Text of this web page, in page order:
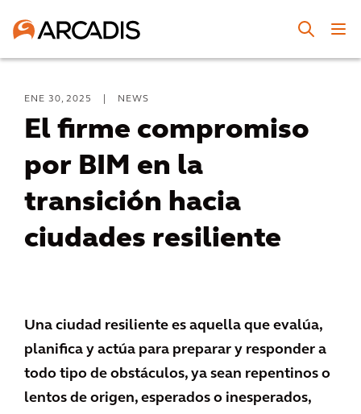
ENE 30, 2025 NEWS
El firme compromiso
por BIM en la
transición hacia
ciudades resiliente
Una ciudad resiliente es aquella que evalúa,
planifica y actúa para preparar y responder a
todo tipo de obstáculos, ya sean repentinos o
lentos de origen, esperados o inesperados,